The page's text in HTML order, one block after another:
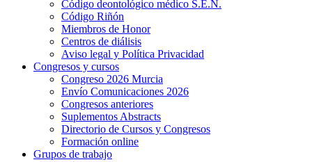
Código deontológico médico S.E.N.
Código Riñón
Miembros de Honor
Centros de diálisis
Aviso legal y Política Privacidad
Congresos y cursos
Congreso 2026 Murcia
Envío Comunicaciones 2026
Congresos anteriores
Suplementos Abstracts
Directorio de Cursos y Congresos
Formación online
Grupos de trabajo